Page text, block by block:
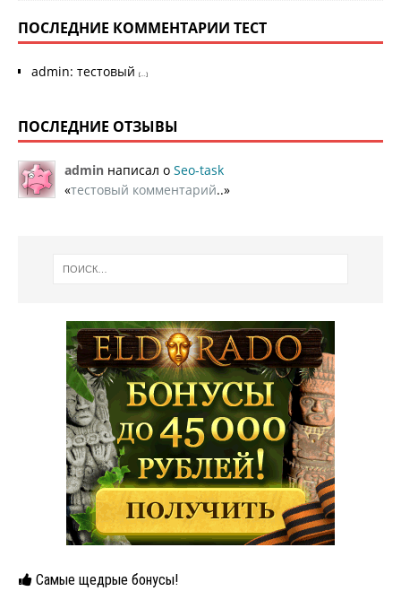
ПОСЛЕДНИЕ КОММЕНТАРИИ ТЕСТ
admin: тестовый [...]
ПОСЛЕДНИЕ ОТЗЫВЫ
admin написал о Seo-task
«тестовый комментарий..»
Самые щедрые бонусы!